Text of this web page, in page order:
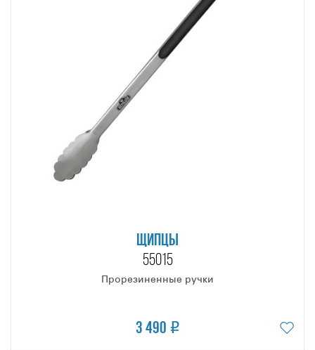
ЩИПЦЫ
55015
Прорезиненные ручки
3 490